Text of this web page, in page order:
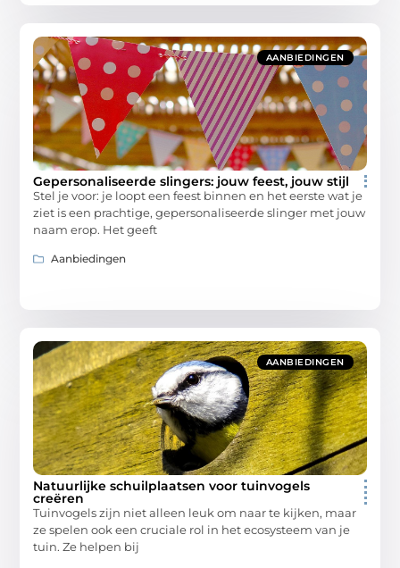
AANBIEDINGEN
Gepersonaliseerde slingers: jouw feest, jouw stijl
Stel je voor: je loopt een feest binnen en het eerste wat je
ziet is een prachtige, gepersonaliseerde slinger met jouw
naam erop. Het geeft
Aanbiedingen
AANBIEDINGEN
Natuurlijke schuilplaatsen voor tuinvogels
creëren
Tuinvogels zijn niet alleen leuk om naar te kijken, maar
ze spelen ook een cruciale rol in het ecosysteem van je
tuin. Ze helpen bij